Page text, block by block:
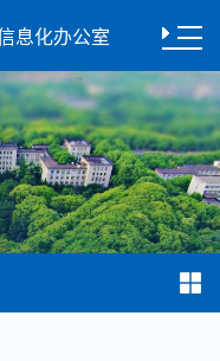
息化办公室